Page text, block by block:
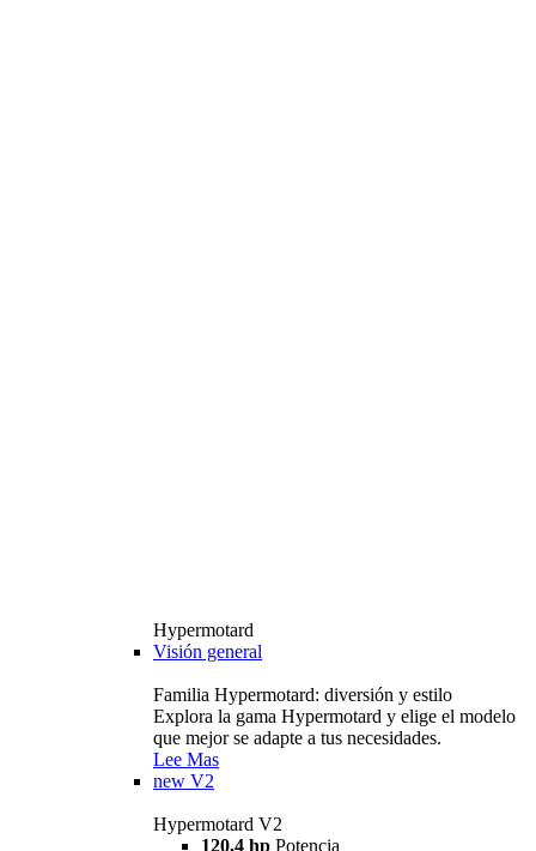
Hypermotard
Visión general
Familia Hypermotard: diversión y estilo
Explora la gama Hypermotard y elige el modelo
que mejor se adapte a tus necesidades.
Lee Mas
new V2
Hypermotard V2
120,4 hp Potencia